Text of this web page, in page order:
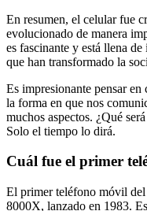
En resumen, el celular fue
evolucionado de manera
es fascinante y está llena
que han transformado la
Es impresionante pensar
la forma en que nos
muchos aspectos. ¿Qué
Solo el tiempo lo dirá.
Cuál fue el primer
El primer teléfono móvil
8000X, lanzado en 1983.